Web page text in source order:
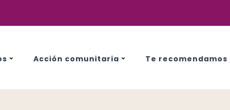
Acción comunitaria Te recomendamos